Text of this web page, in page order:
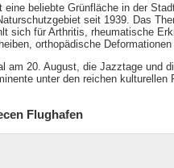
eine beliebte Grünfläche in der
seit 1939. Das
sich für Arthritis, rheumatische
orthopädische Deformationen
am 20. August, die Jazztage und
unter den reichen kulturellen
Flughafen